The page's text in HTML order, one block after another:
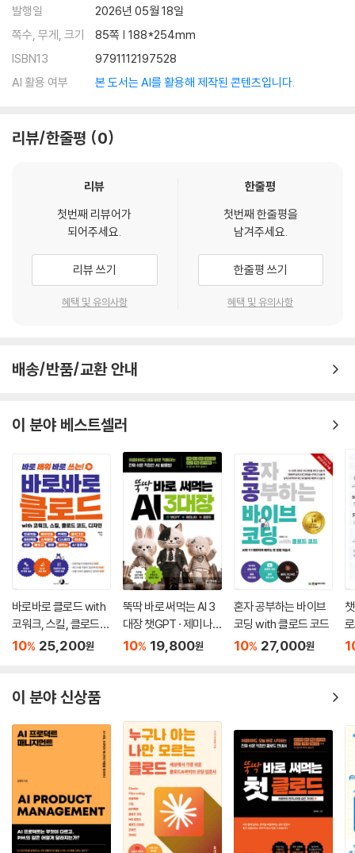
9. 정보화 기기 대여
10. 원격수업 반별 안내
11. 정보부 업무 및 팁 자료 공유
12. 온라인 출석부
2. 급식 알리미
4. 오늘의 명언(웹앱)
Part 5. 엑셀로 업무 간소화
1. 반편성 검토
2. 학급 자리 배치
3. 시험감독 배정
발행일
2026년 05월 18일
쪽수, 무게, 크기
85쪽 | 188*254mm
ISBN13
9791112197528
AI 활용 여부
본 도서는 AI를 활용해 제작된 콘텐츠입니다.
리뷰/한줄평 0
리뷰
첫번째 리뷰어가
되어주세요.
리뷰 쓰기
혜택 및 유의사항
한줄평
첫번째 한줄평을
남겨주세요.
한줄평 쓰기
혜택 및 유의사항
배송/반품/교환 안내
이 분야 베스트셀러
바로바로 클로드 with
코워크, 스킬, 클로드
코드, 디자인
10% 25,200원
뚝딱 바로 써먹는 AI 3
대장 챗GPT · 제미나
이 · 클로드
10% 19,800원
혼자 공부하는 바이브
코딩 with 클로드 코드
10% 27,000원
AI
이 분야 신상품